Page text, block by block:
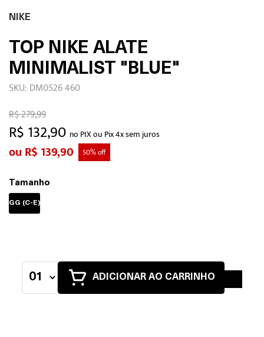
NIKE
TOP NIKE ALATE
MINIMALIST "BLUE"
SKU: DM0526 460
R$ 132,90 no PIX ou Pix 4x sem juros
R$ 279,99
R$ 139,90 50% off
Tamanho
GG (C-E)
ADICIONAR AO CARRINHO